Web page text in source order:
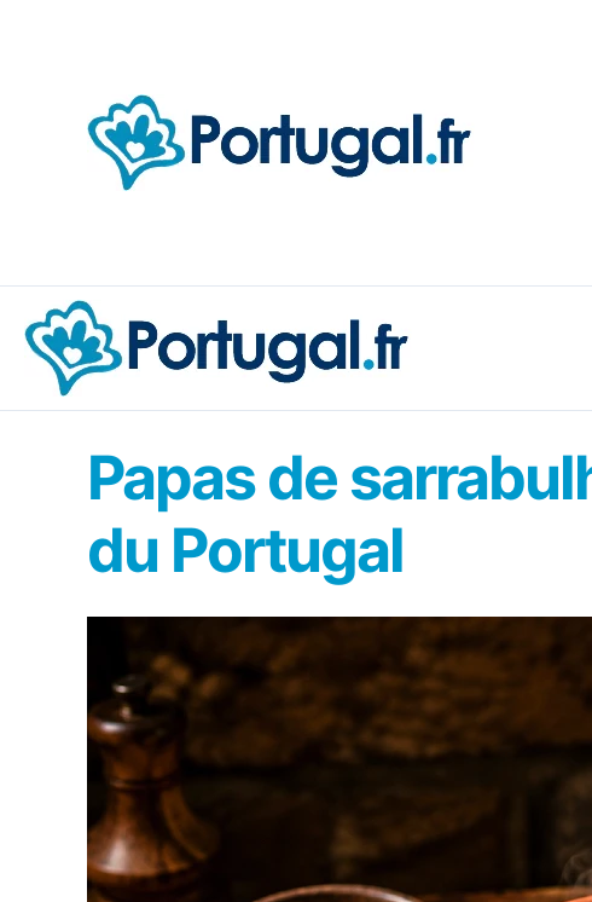
Papas de
du Portugal